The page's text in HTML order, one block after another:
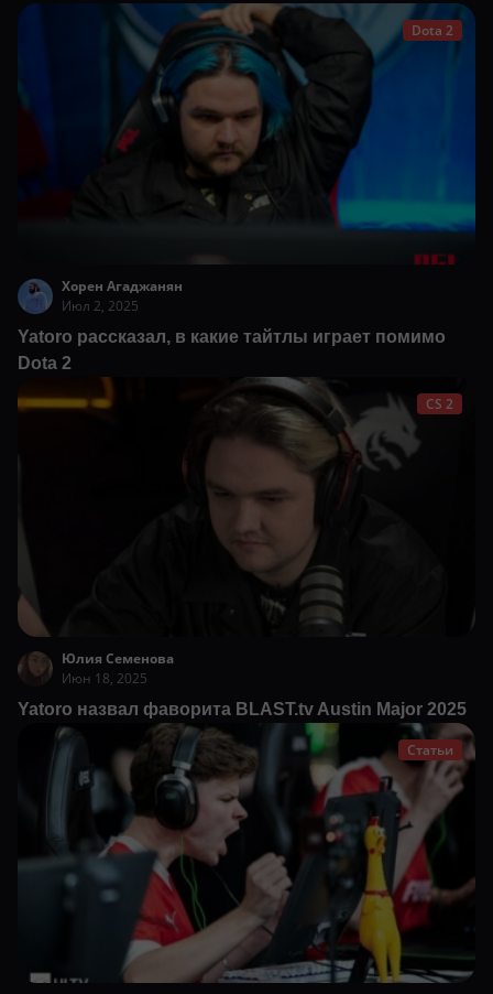
Dota 2
Хорен Агаджанян
Июл 2, 2025
Yatoro рассказал, в какие тайтлы играет помимо
Dota 2
CS 2
Юлия Семенова
Июн 18, 2025
Yatoro назвал фаворита BLAST.tv Austin Major 2025
Статьи